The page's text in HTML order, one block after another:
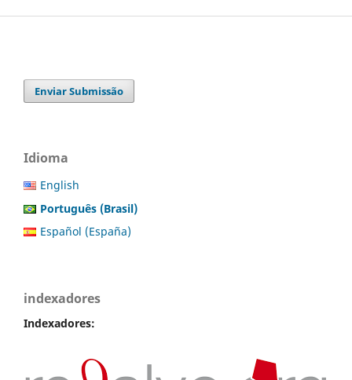
Enviar Submissão
Idioma
English
Português (Brasil)
Español (España)
indexadores
Indexadores: